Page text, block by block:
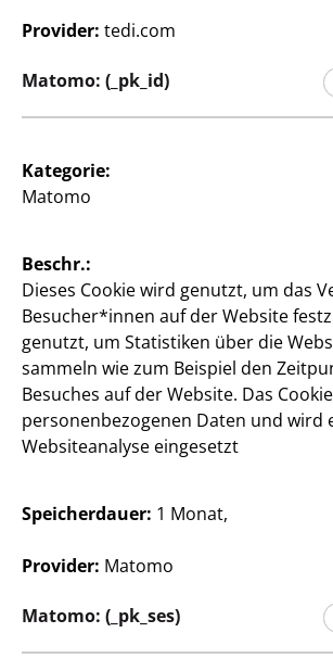
Kontakt
Kunden
Österreich / Deutsch
Presse
Provider: tedi.com
Matomo: (_pk_id)
Kategorie:
Matomo
Beschr.:
Dieses Cookie wird genutzt, um das
Besucher*innen auf der Website
genutzt, um Statistiken über die
sammeln wie zum Beispiel den
Besuches auf der Website. Das
personenbezogenen Daten und wird
Websiteanalyse eingesetzt
Speicherdauer: 1 Monat,
Provider: Matomo
Matomo: (_pk_ses)